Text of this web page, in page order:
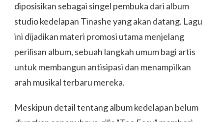
diposisikan sebagai singel pembuka dari album
studio kedelapan Tinashe yang akan datang. Lagu
ini dijadikan materi promosi utama menjelang
perilisan album, sebuah langkah umum bagi artis
untuk membangun antisipasi dan menampilkan
arah musikal terbaru mereka.
Meskipun detail tentang album kedelapan belum